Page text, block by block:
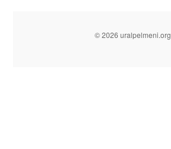
© 2026 uralpelmeni.org